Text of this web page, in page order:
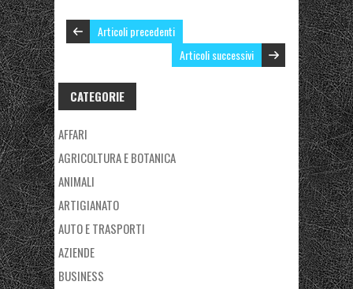
Articoli precedenti
Articoli successivi
CATEGORIE
AFFARI
AGRICOLTURA E BOTANICA
ANIMALI
ARTIGIANATO
AUTO E TRASPORTI
AZIENDE
BUSINESS